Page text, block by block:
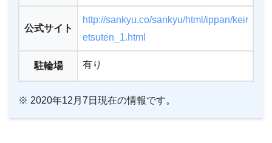
公式サイト
http://sankyu.co/sankyu/html/ippan/keir
etsuten_1.html
駐輪場 有り
※ 2020年12月7日現在の情報です。